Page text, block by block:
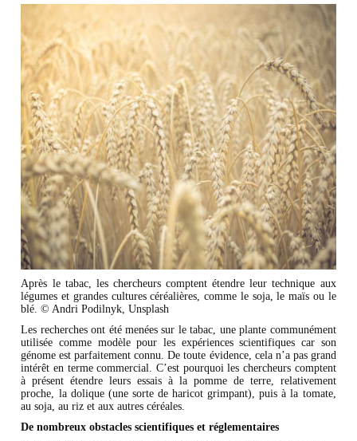
Après le tabac, les chercheurs comptent étendre leur technique aux
légumes et grandes cultures céréalières, comme le soja, le maïs ou le
blé. © Andri Podilnyk, Unsplash
Les recherches ont été menées sur le tabac, une plante communément
utilisée comme modèle pour les expériences scientifiques car son
génome est parfaitement connu. De toute évidence, cela n’a pas grand
intérêt en terme commercial. C’est pourquoi les chercheurs comptent
à présent étendre leurs essais à la pomme de terre, relativement
proche, la dolique (une sorte de haricot grimpant), puis à la tomate,
au soja, au riz et aux autres céréales.
De nombreux obstacles scientifiques et réglementaires